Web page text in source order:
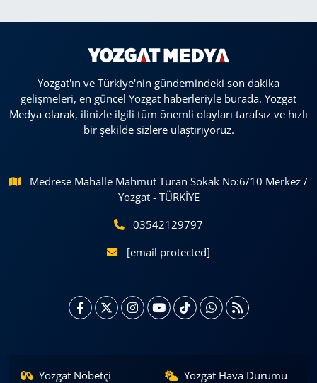
Yozgat'ın ve Türkiye'nin gündemindeki son dakika
gelişmeleri, en güncel Yozgat haberleriyle burada. Yozgat
Medya olarak, ilinizle ilgili tüm önemli olayları tarafsız ve hızlı
bir şekilde sizlere ulaştırıyoruz.
Medrese Mahalle Mahmut Turan Sokak No:6/10 Merkez /
Yozgat - TÜRKİYE
03542129797
[email protected]
Yozgat Nöbetçi
Yozgat Hava Durumu